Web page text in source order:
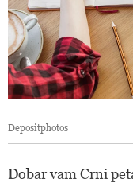
Depositphotos
Dobar vam Crni